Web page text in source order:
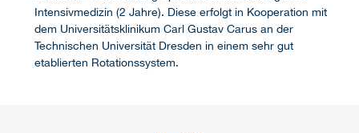
Intensivmedizin (2 Jahre). Diese erfolgt in Kooperation mit
dem Universitätsklinikum Carl Gustav Carus an der
Technischen Universität Dresden in einem sehr gut
etablierten Rotationssystem.